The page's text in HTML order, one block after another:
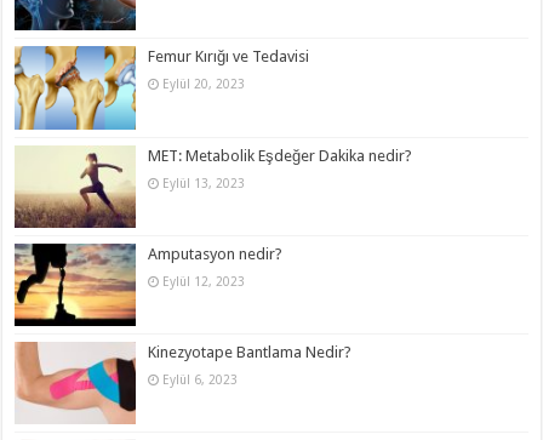
Femur Kırığı ve Tedavisi
Eylül 20, 2023
MET: Metabolik Eşdeğer Dakika nedir?
Eylül 13, 2023
Amputasyon nedir?
Eylül 12, 2023
Kinezyotape Bantlama Nedir?
Eylül 6, 2023